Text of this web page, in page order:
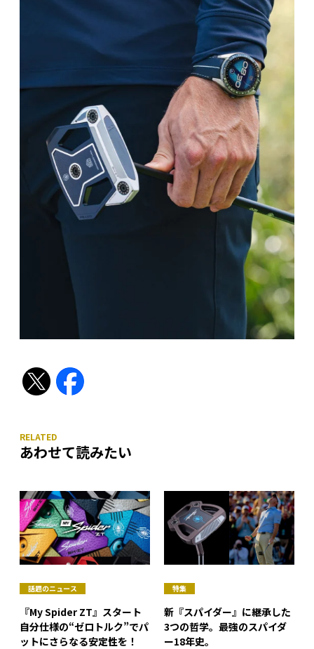
あわせて読みたい
話題のニュース
『My Spider ZT』スタート
自分仕様の“ゼロトルク”でパ
ットにさらなる安定性を！
特集
新『スパイダー』に継承した
3つの哲学。最強のスパイダ
ー18年史。